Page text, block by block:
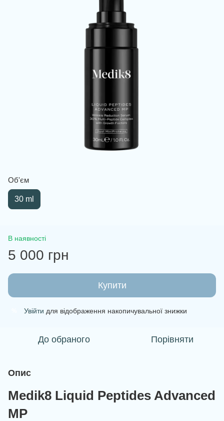
Об'єм
30 ml
В наявності
5 000 грн
Купити
Увійти для відображення накопичувальної знижки
До обраного Порівняти
Опис
Medik8 Liquid Peptides Advanced
MP